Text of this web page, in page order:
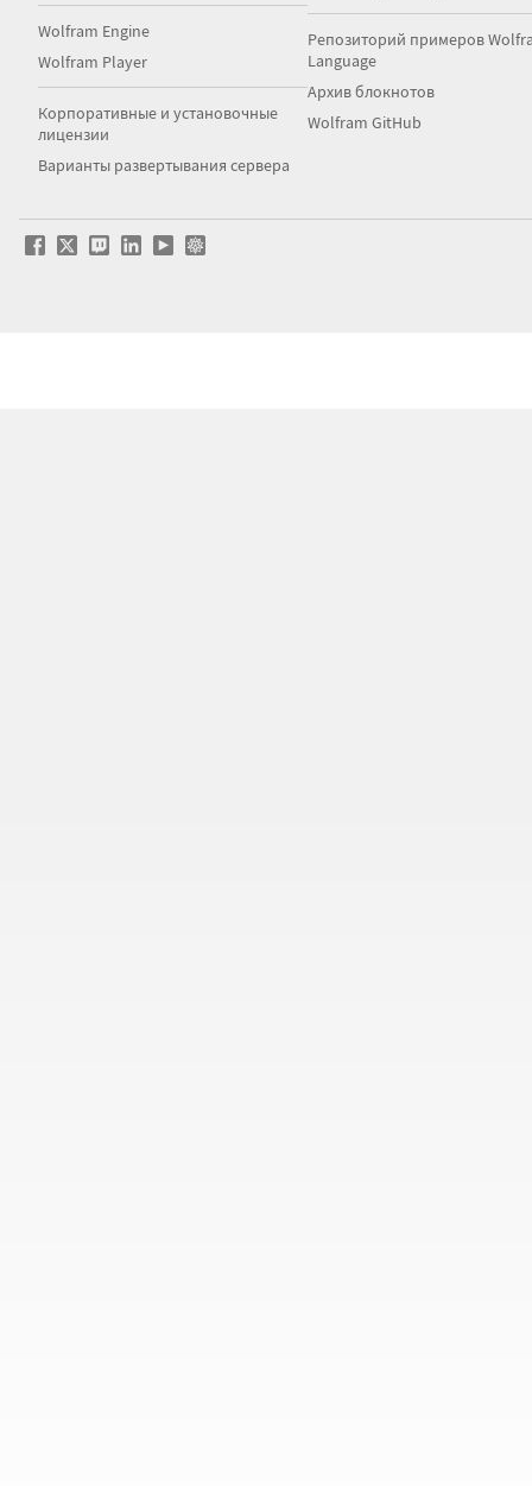
Wolfram Engine
Wolfram Player
Корпоративные и установочные
лицензии
Варианты развертывания сервера
Репозиторий примеров
Language
Архив блокнотов
Wolfram GitHub